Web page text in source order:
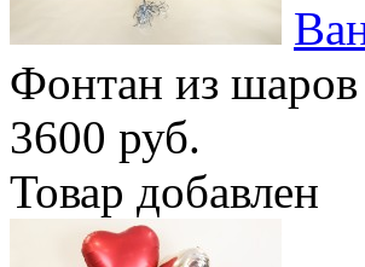
Фонтан из шаров
3600 руб.
Товар добавлен